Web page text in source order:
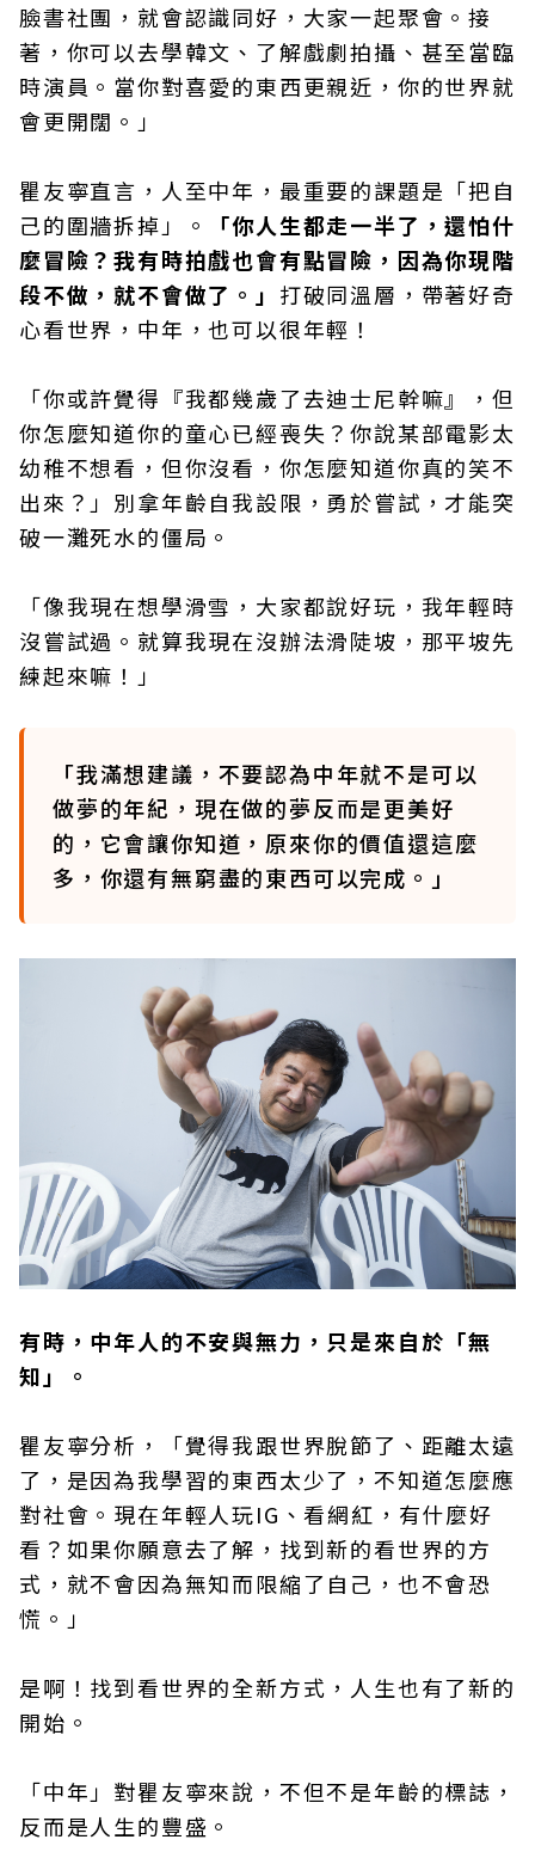
臉書社團，就會認識同好，大家一起聚會。接
著，你可以去學韓文、了解戲劇拍攝、甚至當臨
時演員。當你對喜愛的東西更親近，你的世界就
會更開闊。」
瞿友寧直言，人至中年，最重要的課題是「把自
己的圍牆拆掉」。
「你人生都走一半了，還怕什
麼冒險？我有時拍戲也會有點冒險，因為你現階
段不做，就不會做了。」 打破同溫層，帶著好奇
心看世界，中年，也可以很年輕！
「你或許覺得『我都幾歲了去迪士尼幹嘛』，但
你怎麼知道你的童心已經喪失？你說某部電影太
幼稚不想看，但你沒看，你怎麼知道你真的笑不
出來？」別拿年齡自我設限，勇於嘗試，才能突
破一灘死水的僵局。
「像我現在想學滑雪，大家都說好玩，我年輕時
沒嘗試過。就算我現在沒辦法滑陡坡，那平坡先
練起來嘛！」
「我滿想建議，不要認為中年就不是可以
做夢的年紀，現在做的夢反而是更美好
的，它會讓你知道，原來你的價值還這麼
多，你還有無窮盡的東西可以完成。」
有時，中年人的不安與無力，只是來自於「無
知」。
瞿友寧分析，「覺得我跟世界脫節了、距離太遠
了，是因為我學習的東西太少了，不知道怎麼應
對社會。現在年輕人玩IG、看網紅，有什麼好
看？如果你願意去了解，找到新的看世界的方
式，就不會因為無知而限縮了自己，也不會恐
慌。」
是啊！找到看世界的全新方式，人生也有了新的
開始。
「中年」對瞿友寧來說，不但不是年齡的標誌，
反而是人生的豐盛。